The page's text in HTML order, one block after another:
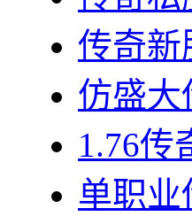
传奇新
仿盛大
1.76传
单职业